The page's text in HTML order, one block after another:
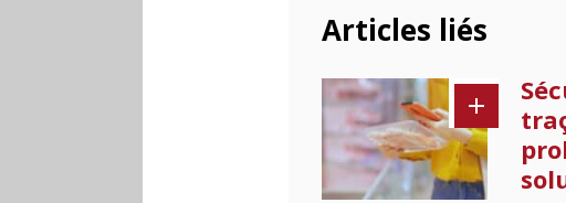
Articles liés